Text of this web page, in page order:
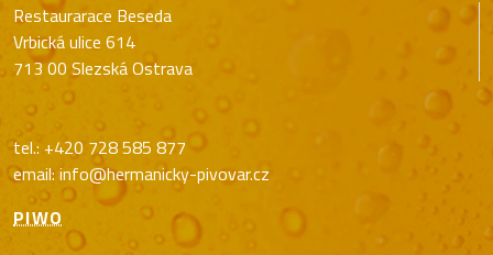
Restaurarace Beseda
Vrbická ulice 614
713 00 Slezská Ostrava
tel.: +420 728 585 877
email: info@hermanicky-pivovar.cz
PIWO